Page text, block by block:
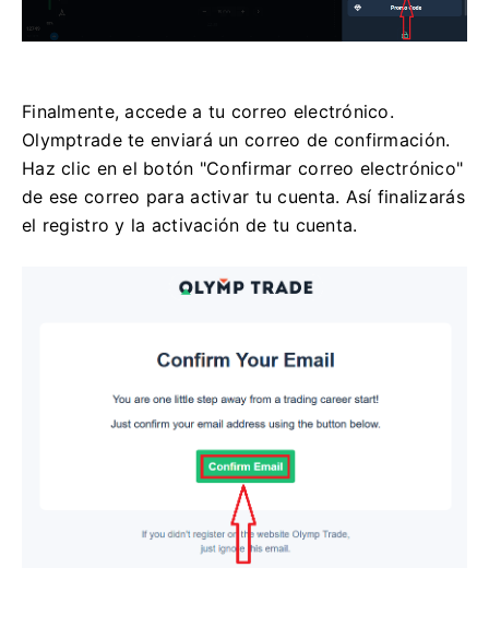
Finalmente, accede a tu correo electrónico.
Olymptrade te enviará un correo de confirmación.
Haz clic en el botón "Confirmar correo electrónico"
de ese correo para activar tu cuenta. Así finalizarás
el registro y la activación de tu cuenta.